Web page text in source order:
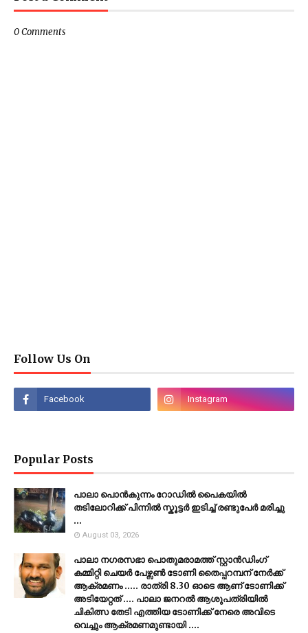
0 Comments
Follow Us On
Popular Posts
പാലാ പൊൻകുന്നം റോഡിൽ പൈകയിൽ
തടിലോറിക്ക് പിന്നിൽ സ്കൂട്ടർ ഇടിച്ച് രണ്ടുപേർ മരിച്ചു
...
August 03, 2026
പാലാ നഗരസഭാ പൊതുമരാമത്ത് സ്റ്റാൻഡിംഗ്
കമ്മിറ്റി ചെയർ പേഴ്സൺ ടോണി തൈപ്പറമ്പന് നേർക്ക്
ആക്രമണം ..... രാത്രി 8.30 ഓടെ ആണ് ടോണിക്ക്
അടിയേറ്റത് .... പാലാ ജനറൽ ആശുപത്രിയിൽ
ചികിത്സ തേടി എത്തിയ ടോണിക്ക് നേരെ അവിടെ
വെച്ചും ആക്രമണമുണ്ടായി ....